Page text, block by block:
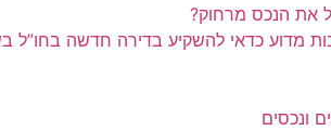
את הנכס מרחוק?
ונכסים